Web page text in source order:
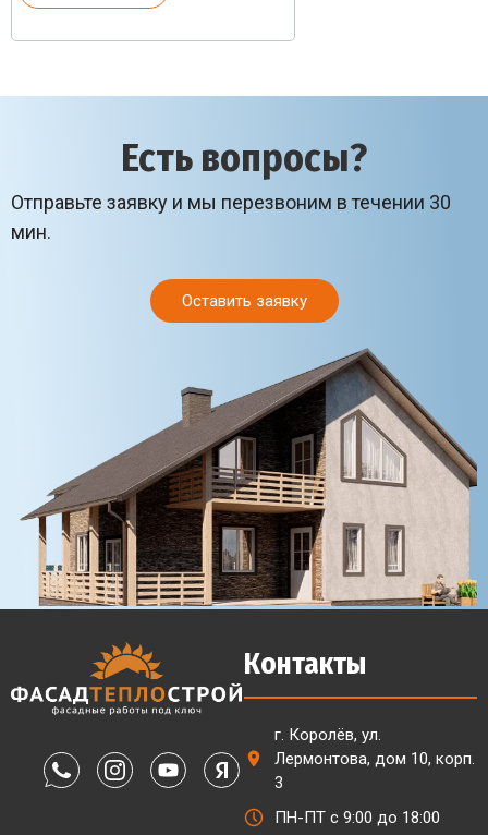
Есть вопросы?
Отправьте заявку и мы перезвоним в течении 30
мин.
Оставить заявку
Контакты
г. Королёв, ул.
Лермонтова, дом 10, корп.
3
ПН-ПТ с 9:00 до 18:00